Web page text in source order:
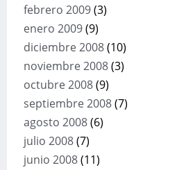
febrero 2009(3)
enero 2009(9)
diciembre 2008(10)
noviembre 2008(3)
octubre 2008(9)
septiembre 2008(7)
agosto 2008(6)
julio 2008(7)
junio 2008(11)